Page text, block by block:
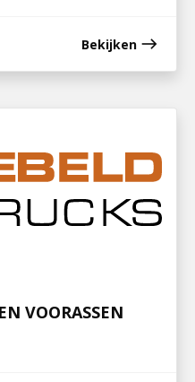
Bekijken east
VOORASSEN